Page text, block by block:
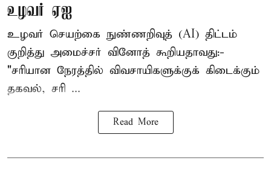
உழவர் ஏஐ
உழவர் செயற்கை நுண்ணறிவுத் (AI) திட்டம்
குறித்து அமைச்சர் வினோத் கூறியதாவது:-
"சரியான நேரத்தில் விவசாயிகளுக்குக் கிடைக்கும்
தகவல், சரி ...
Read More